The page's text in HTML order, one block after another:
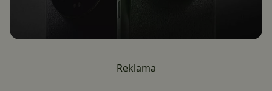
Reklama